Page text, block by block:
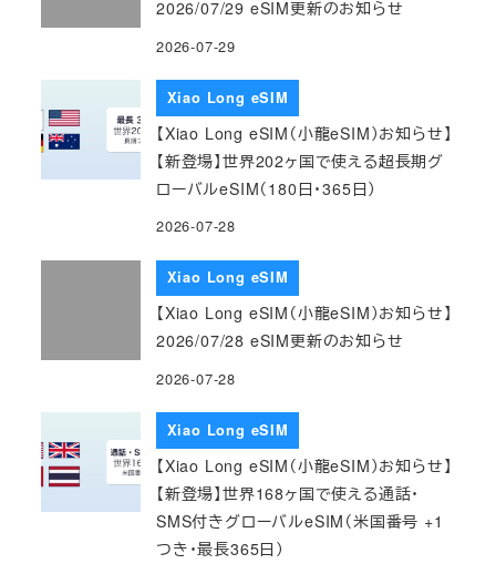
2026/07/29 eSIM更新のお知らせ
2026-07-29
Xiao Long eSIM
【Xiao Long eSIM（小龍eSIM）お知らせ】
【新登場】世界202ヶ国で使える超長期グ
ローバルeSIM（180日・365日）
2026-07-28
Xiao Long eSIM
【Xiao Long eSIM（小龍eSIM）お知らせ】
2026/07/28 eSIM更新のお知らせ
2026-07-28
Xiao Long eSIM
【Xiao Long eSIM（小龍eSIM）お知らせ】
【新登場】世界168ヶ国で使える通話・
SMS付きグローバルeSIM（米国番号 +1
つき・最長365日）